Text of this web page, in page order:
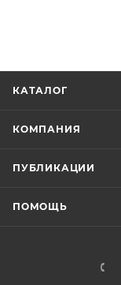
КАТАЛОГ
КОМПАНИЯ
ПУБЛИКАЦИИ
ПОМОЩЬ